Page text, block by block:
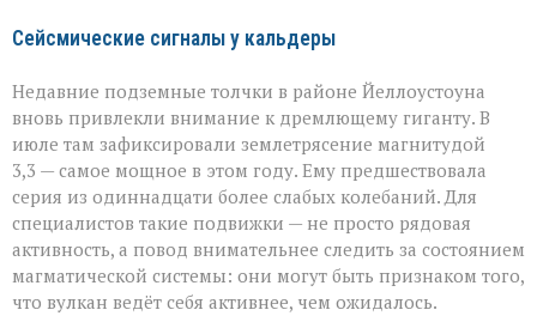
Сейсмические сигналы у кальдеры
Недавние подземные толчки в районе Йеллоустоуна
вновь привлекли внимание к дремлющему гиганту. В
июле там зафиксировали землетрясение магнитудой
3,3 — самое мощное в этом году. Ему предшествовала
серия из одиннадцати более слабых колебаний. Для
специалистов такие подвижки — не просто рядовая
активность, а повод внимательнее следить за состоянием
магматической системы: они могут быть признаком того,
что вулкан ведёт себя активнее, чем ожидалось.